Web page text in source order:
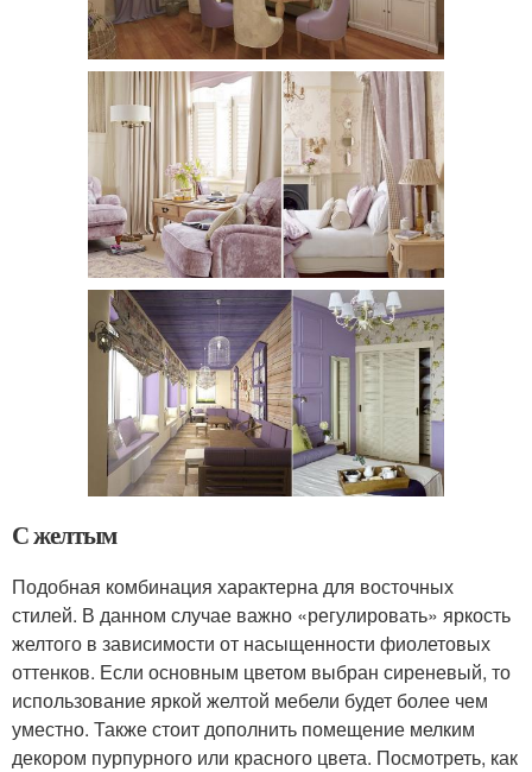
С желтым
Подобная комбинация характерна для восточных
стилей. В данном случае важно «регулировать» яркость
желтого в зависимости от насыщенности фиолетовых
оттенков. Если основным цветом выбран сиреневый, то
использование яркой желтой мебели будет более чем
уместно. Также стоит дополнить помещение мелким
декором пурпурного или красного цвета. Посмотреть, как